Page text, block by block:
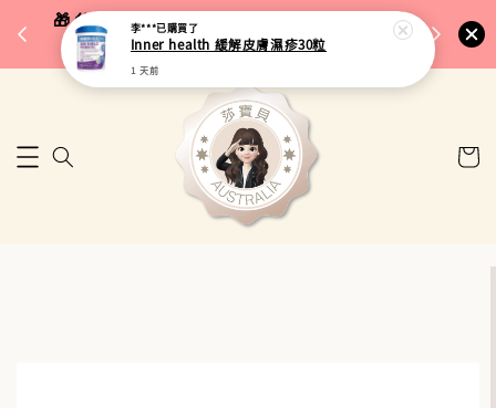
🎁 父親節限定｜全館96折・指定品牌88折｜滿
$5,000再折$100
🚚 台
李***已購買了
Inner health 緩解皮膚濕疹30粒
1 天前